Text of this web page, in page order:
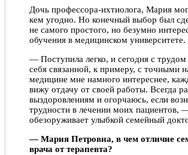
Дочь профессора-ихтиолога, Мария
кем угодно. Но конечный выбор был
не самого простого, но безумно
обучения в медицинском университете.
— Поступила легко, и сегодня с трудом
себя связанной, к примеру, с точными
медицине мне намного интереснее,
вижу отдачу от своей работы. Всегда
выздоровлениям и огорчаюсь, если
трудности в лечении моих пациентов,
обезоруживает улыбкой семейный
— Мария Петровна, в чем отличие
врача от терапевта?